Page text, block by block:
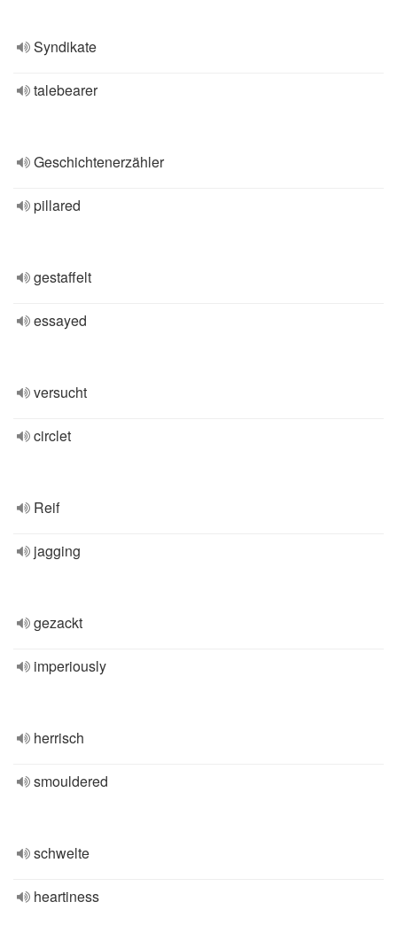
Syndikate
talebearer
Geschichtenerzähler
pillared
gestaffelt
essayed
versucht
circlet
Reif
jagging
gezackt
imperiously
herrisch
smouldered
schwelte
heartiness